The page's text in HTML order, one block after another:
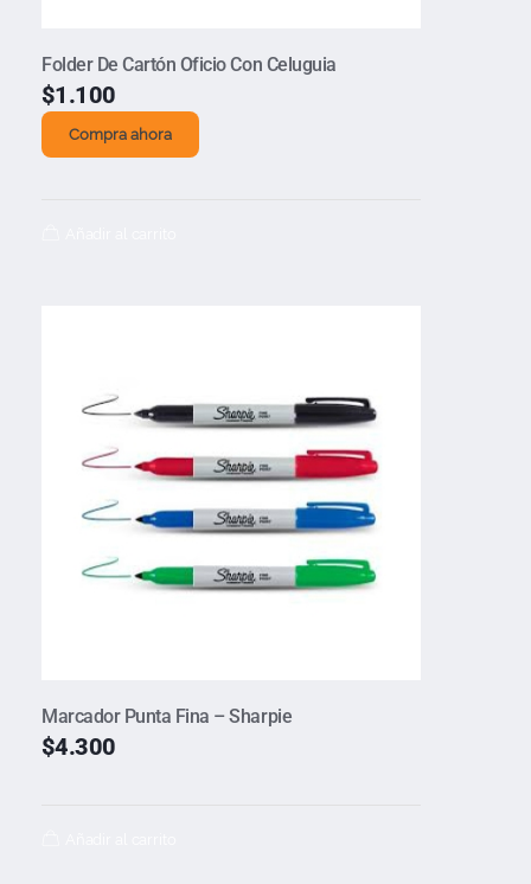
Folder De Cartón Oficio Con Celuguia
$1.100
Compra ahora
Marcador Punta Fina – Sharpie
$4.300